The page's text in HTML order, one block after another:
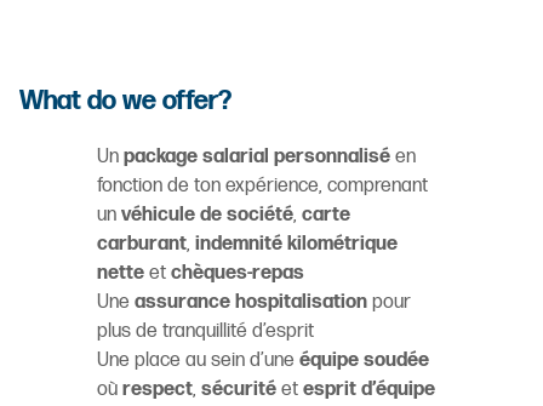
What do we offer?
Un package salarial personnalisé en
fonction de ton expérience, comprenant
un véhicule de société, carte
carburant, indemnité kilométrique
nette et chèques-repas
Une assurance hospitalisation pour
plus de tranquillité d’esprit
Une place au sein d’une équipe soudée
où respect, sécurité et esprit d’équipe